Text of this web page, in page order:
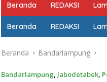
Beranda REDAKSI
Beranda REDAKSI
Beranda Bandarlampung
Bandarlampung, Jabodetabek,